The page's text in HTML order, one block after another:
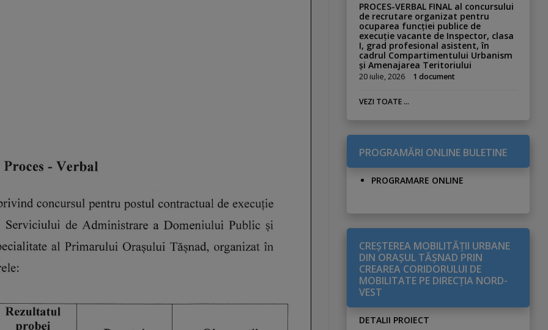
PROCES-VERBAL FINAL al concursului
de recrutare organizat pentru
ocuparea funcției publice de
execuție vacante de Inspector, clasa
I, grad profesional asistent, în
cadrul Compartimentului Urbanism
și Amenajarea Teritoriului
20 iulie, 2026 1 document
VEZI TOATE ...
PROGRAMĂRI ONLINE BULETINE
PROGRAMARE ONLINE
CREŞTEREA MOBILITĂŢII URBANE
DIN ORAŞUL TĂŞNAD PRIN
CREAREA CORIDORULUI DE
MOBILITATE PE DIRECŢIA NORD-
VEST
DETALII PROIECT